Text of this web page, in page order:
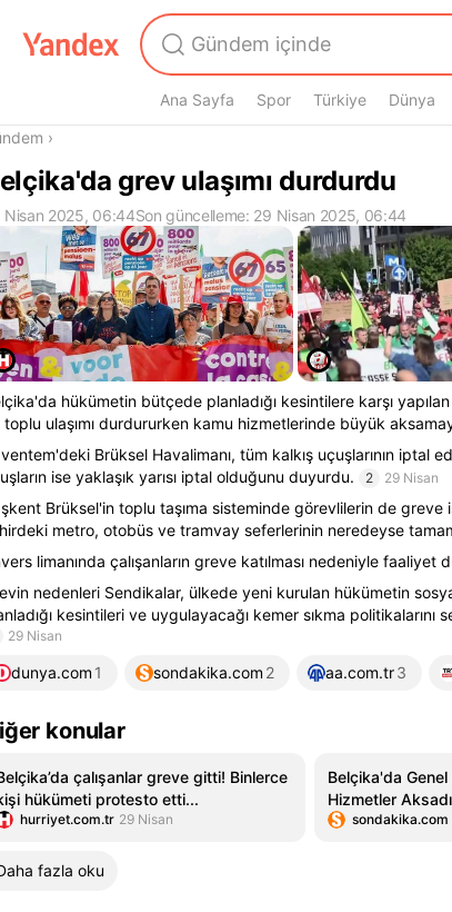
Ana Sayfa Spor Türkiye Dünya
›
grev ulaşımı durdurdu
Nisan 2025, 06:44Son güncelleme: 29 Nisan 2025, 06:44
hükümetin bütçede planladığı kesintilere karşı
toplu ulaşımı durdururken kamu hizmetlerinde büyük
Brüksel Havalimanı, tüm kalkış uçuşlarının iptal
ise yaklaşık yarısı iptal olduğunu duyurdu.
2 29 Nisan
Brüksel'in toplu taşıma sisteminde görevlilerin de
metro, otobüs ve tramvay seferlerinin neredeyse
limanında çalışanların greve katılması nedeniyle faaliyet
nedenleri Sendikalar, ülkede yeni kurulan hükümetin
kesintileri ve uygulayacağı kemer sıkma politikalarını
29 Nisan
dunya.com 1 sondakika.com 2 aa.com.tr3
konular
çalışanlar greve gitti! Binlerce
hükümeti protesto etti...
hurriyet.com.tr 29 Nisan
Belçika'da Genel
Hizmetler Aksadı
sondakika.com
fazla oku